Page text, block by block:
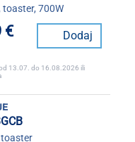
toaster, 700W
€ Dodaj
13.07. do 16.08.2026 ili
toaster